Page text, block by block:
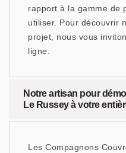
rapport à la gamme de
utiliser. Pour découvrir
projet, nous vous
ligne.
Notre artisan pour
Le Russey à votre
Les Compagnons